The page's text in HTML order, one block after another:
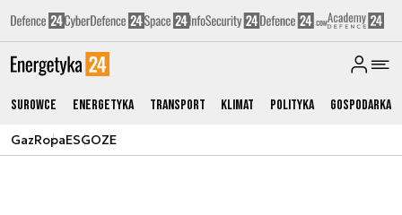
Surowce Energetyka Transport Klimat Polityka Gospodarka
GazRopaESGOZE